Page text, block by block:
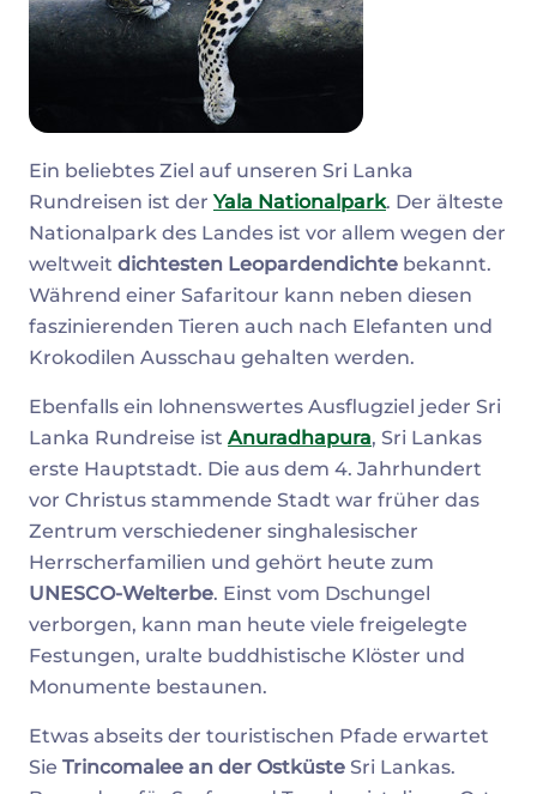
Ein beliebtes Ziel auf unseren Sri Lanka
Rundreisen ist der Yala Nationalpark. Der älteste
Nationalpark des Landes ist vor allem wegen der
weltweit dichtesten Leopardendichte bekannt.
Während einer Safaritour kann neben diesen
faszinierenden Tieren auch nach Elefanten und
Krokodilen Ausschau gehalten werden.
Ebenfalls ein lohnenswertes Ausflugziel jeder Sri
Lanka Rundreise ist Anuradhapura, Sri Lankas
erste Hauptstadt. Die aus dem 4. Jahrhundert
vor Christus stammende Stadt war früher das
Zentrum verschiedener singhalesischer
Herrscherfamilien und gehört heute zum
UNESCO-Welterbe. Einst vom Dschungel
verborgen, kann man heute viele freigelegte
Festungen, uralte buddhistische Klöster und
Monumente bestaunen.
Etwas abseits der touristischen Pfade erwartet
Sie Trincomalee an der Ostküste Sri Lankas.